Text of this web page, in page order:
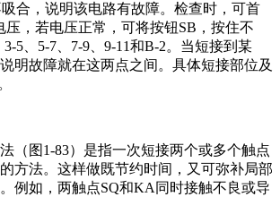
合，说明该电路有故障。检查时，可首
压，若电压正常，可将按钮SB，按住不
5、5-7、7-9、9-11和B-2。当短接到某
明故障就在这两点之间。具体短接部位及
（图1-83）是指一次短接两个或多个触点
方法。这样做既节约时间，又可弥补局部
例如，两触点SQ和KA同时接触不良或导